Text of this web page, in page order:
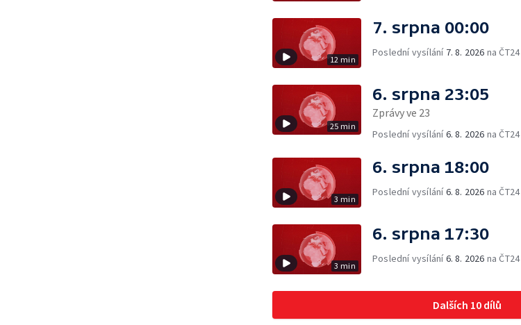
12 min
7. srpna 00:00
Poslední vysílání 7. 8. 2026 na ČT24
25 min
6. srpna 23:05
Zprávy ve 23
Poslední vysílání6. 8. 2026 na ČT24
3 min
6. srpna 18:00
Poslední vysílání6. 8. 2026 na ČT24
3 min
6. srpna 17:30
Poslední vysílání6. 8. 2026 na ČT24
Dalších 10 dílů